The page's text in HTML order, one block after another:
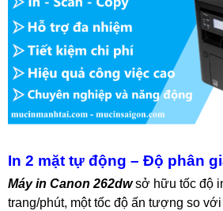
In 2 mặt tự động – Độ phân
Máy in Canon 262dwsở hữu tốc độ
trang/phút, một tốc độ ấn tượng so